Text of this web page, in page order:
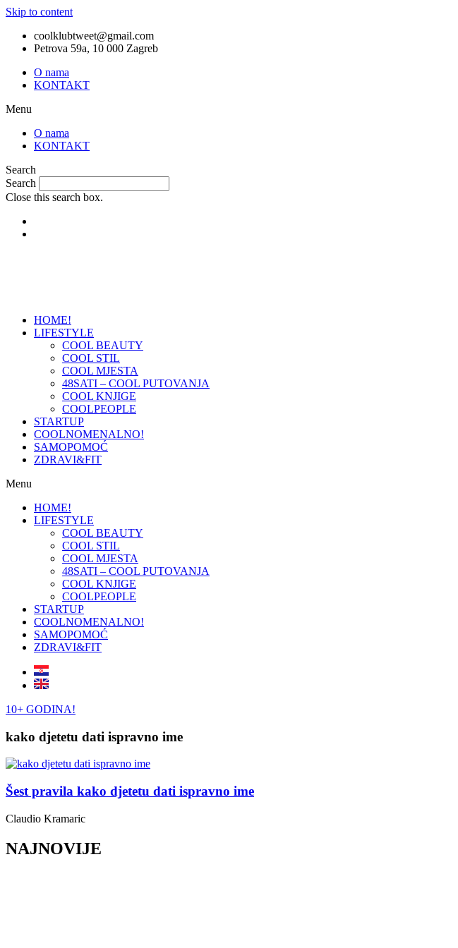
Skip to content
coolklubtweet@gmail.com
Petrova 59a, 10 000 Zagreb
O nama
KONTAKT
Menu
O nama
KONTAKT
Search
Search
Close this search box.
HOME!
LIFESTYLE
COOL BEAUTY
COOL STIL
COOL MJESTA
48SATI – COOL PUTOVANJA
COOL KNJIGE
COOLPEOPLE
STARTUP
COOLNOMENALNO!
SAMOPOMOĆ
ZDRAVI&FIT
Menu
HOME!
LIFESTYLE
COOL BEAUTY
COOL STIL
COOL MJESTA
48SATI – COOL PUTOVANJA
COOL KNJIGE
COOLPEOPLE
STARTUP
COOLNOMENALNO!
SAMOPOMOĆ
ZDRAVI&FIT
10+ GODINA!
kako djetetu dati ispravno ime
Šest pravila kako djetetu dati ispravno ime
Claudio Kramaric
NAJNOVIJE